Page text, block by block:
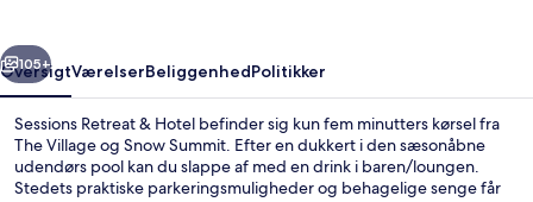
Næste
105+
OversigtVærelserBeliggenhedPolitikker
Sessions Retreat & Hotel befinder sig kun fem minutters kørsel fra
The Village og Snow Summit. Efter en dukkert i den sæsonåbne
udendørs pool kan du slappe af med en drink i baren/loungen.
Stedets praktiske parkeringsmuligheder og behagelige senge får